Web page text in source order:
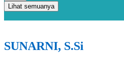
Lihat semuanya
SUNARNI, S.Si